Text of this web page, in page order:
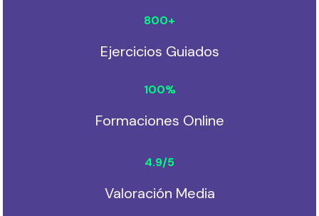
Ejercicios Guiados
800+
Formaciones Online
100%
Valoración Media
4.9/5